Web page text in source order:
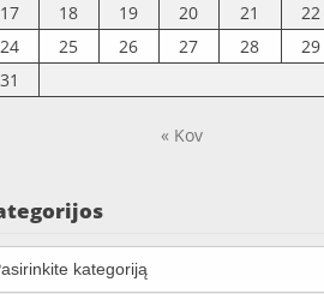
17
18 19 20 21 22
24
25 26 27 28 29
31
« Kov